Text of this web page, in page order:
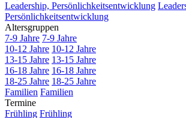
Leadership, Persönlichkeitsentwicklung
Persönlichkeitsentwicklung
Altersgruppen
7-9 Jahre 7-9 Jahre
10-12 Jahre 10-12 Jahre
13-15 Jahre 13-15 Jahre
16-18 Jahre 16-18 Jahre
18-25 Jahre 18-25 Jahre
Familien Familien
Termine
Frühling Frühling